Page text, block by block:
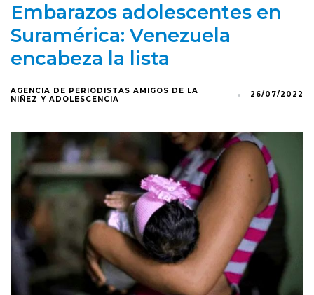
Embarazos adolescentes en
Suramérica: Venezuela
encabeza la lista
AGENCIA DE PERIODISTAS AMIGOS DE LA
NIÑEZ Y ADOLESCENCIA
26/07/2022